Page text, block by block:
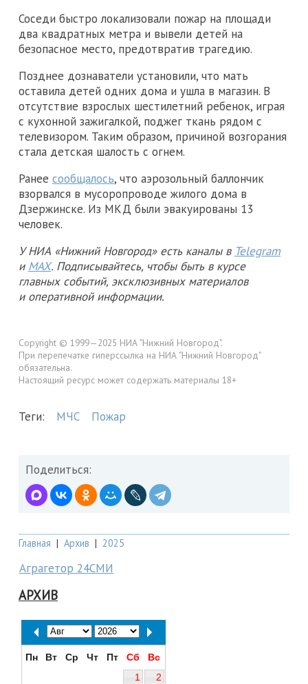
Соседи быстро локализовали пожар на площади
два квадратных метра и вывели детей на
безопасное место, предотвратив трагедию.
Позднее дознаватели установили, что мать
оставила детей одних дома и ушла в магазин. В
отсутствие взрослых шестилетний ребенок, играя
с кухонной зажигалкой, поджег ткань рядом с
телевизором. Таким образом, причиной возгорания
стала детская шалость с огнем.
Ранее сообщалось, что аэрозольный баллончик
взорвался в мусоропроводе жилого дома в
Дзержинске. Из МКД были эвакуированы 13
человек.
У НИА «Нижний Новгород» есть каналы в Telegram
и MAX. Подписывайтесь, чтобы быть в курсе
главных событий, эксклюзивных материалов
и оперативной информации.
Copyright © 1999—2025 НИА "Нижний Новгород".
При перепечатке гиперссылка на НИА "Нижний Новгород"
обязательна.
Настоящий ресурс может содержать материалы 18+
Теги: МЧС Пожар
Поделиться:
Главная | Архив | 2025
Аграгетор 24СМИ
АРХИВ
Пн Вт Ср Чт Пт Сб
Вс
1
2